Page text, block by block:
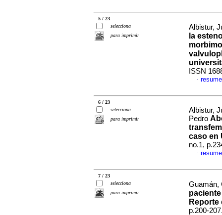
5 / 23
selecciona
para imprimir
Albistur,
la
ISSN
·
6 / 23
selecciona
para imprimir
Albistur,
Pedro
caso en
no.1,
·
7 / 23
selecciona
para imprimir
Guamán,
Reporte
p.200-